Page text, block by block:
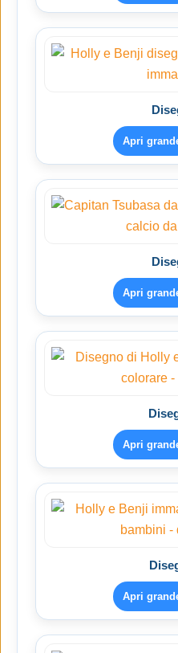
Apri
Apri
Apri
Apri